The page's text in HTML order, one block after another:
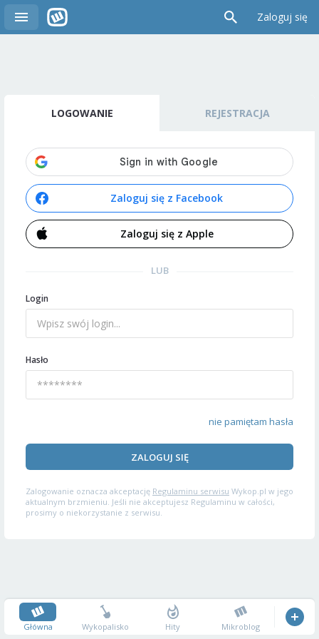
Zaloguj się
LOGOWANIE REJESTRACJA
Zaloguj się z Facebook
Zaloguj się z Apple
LUB
Login
Hasło
nie pamiętam hasła
ZALOGUJ SIĘ
Zalogowanie oznacza akceptację Regulaminu serwisu Wykop.pl w jego
aktualnym brzmieniu. Jeśli nie akceptujesz Regulaminu w całości,
prosimy o niekorzystanie z serwisu.
Główna Wykopalisko Hity Mikroblog